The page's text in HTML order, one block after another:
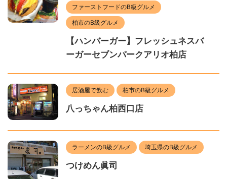
ファーストフードのB級グルメ
柏市のB級グルメ
【ハンバーガー】フレッシュネスバ
ーガーセブンパークアリオ柏店
居酒屋で飲む 柏市のB級グルメ
八っちゃん柏西口店
ラーメンのB級グルメ 埼玉県のB級グルメ
つけめん眞司